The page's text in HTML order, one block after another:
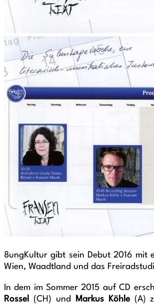
8ungKultur gibt sein Debut 2016 mit
Wien, Waadtland und das
In dem im Sommer 2015 auf CD
Rossel
(CH) und Markus Köhle(A)